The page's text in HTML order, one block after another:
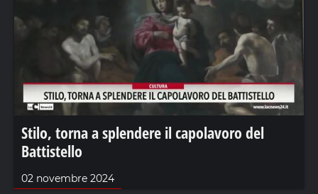
Stilo, torna a splendere il capolavoro del
Battistello
02 novembre 2024